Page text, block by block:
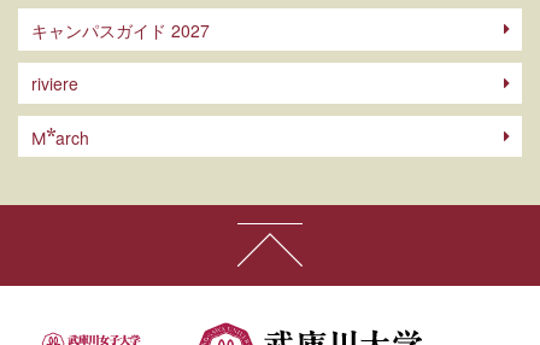
キャンパスガイド 2027
riviere
M arch